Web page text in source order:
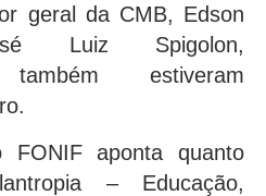
geral da CMB, Edson
Luiz Spigolon,
também estiveram
FONIF aponta quanto
– Educação,